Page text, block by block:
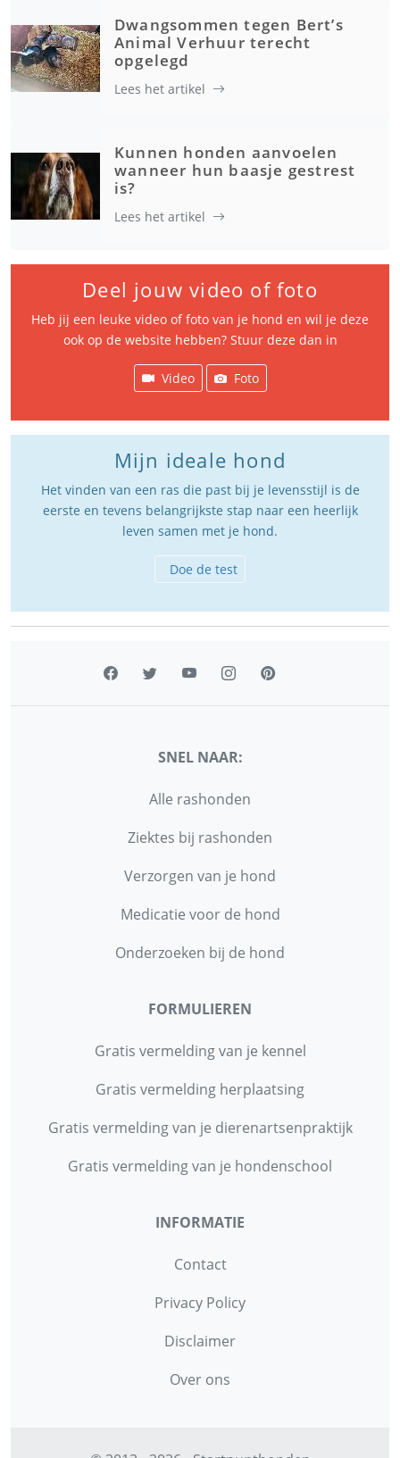
Dwangsommen tegen Bert’s
Animal Verhuur terecht
opgelegd
Lees het artikel
Kunnen honden aanvoelen
wanneer hun baasje gestrest
is?
Lees het artikel
Deel jouw video of foto
Heb jij een leuke video of foto van je hond en wil je deze
ook op de website hebben? Stuur deze dan in
Video Foto
Mijn ideale hond
Het vinden van een ras die past bij je levensstijl is de
eerste en tevens belangrijkste stap naar een heerlijk
leven samen met je hond.
Doe de test
SNEL NAAR:
Alle rashonden
Ziektes bij rashonden
Verzorgen van je hond
Medicatie voor de hond
Onderzoeken bij de hond
FORMULIEREN
Gratis vermelding van je kennel
Gratis vermelding herplaatsing
Gratis vermelding van je dierenartsenpraktijk
Gratis vermelding van je hondenschool
INFORMATIE
Contact
Privacy Policy
Disclaimer
Over ons